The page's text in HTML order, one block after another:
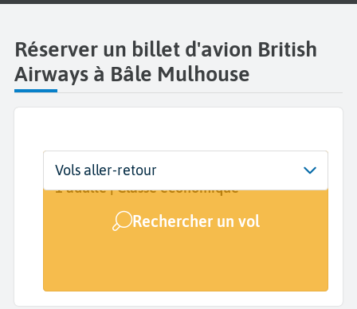
Réserver un billet d'avion British
Airways à Bâle Mulhouse
Départ
EuroAirport Basel Mulhouse Freiburg
Dates
Dates de votre voyage
Voyageurs | Classe
1 adulte | Classe économique
Rechercher un vol
Vols aller-retour